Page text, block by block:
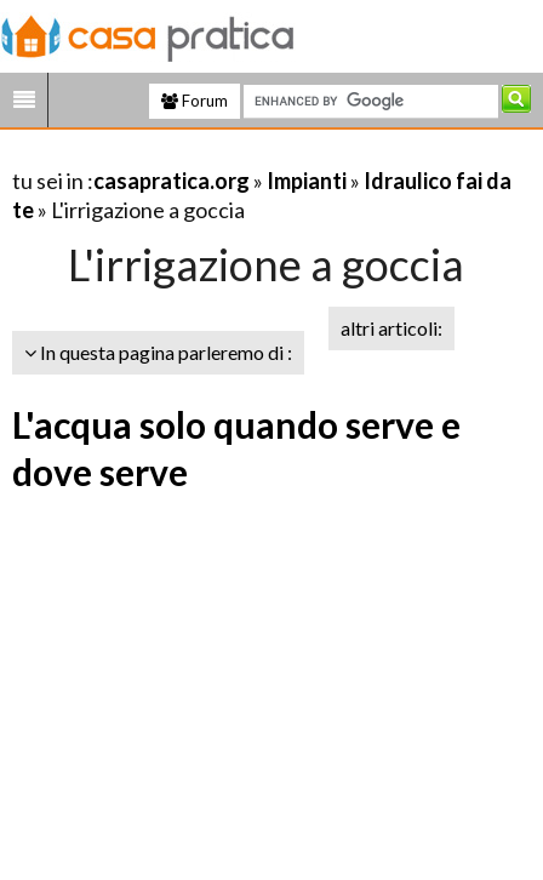
Forum
tu sei in :casapratica.org » Impianti» Idraulico fai da
te» L'irrigazione a goccia
L'irrigazione a goccia
In questa pagina parleremo di :
altri articoli:
L'acqua solo quando serve e
dove serve